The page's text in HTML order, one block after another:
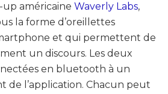
up américaine Waverly Labs,
la forme d’oreillettes
et qui permettent de
un discours. Les deux
en bluetooth à un
de l’application. Chacun peut